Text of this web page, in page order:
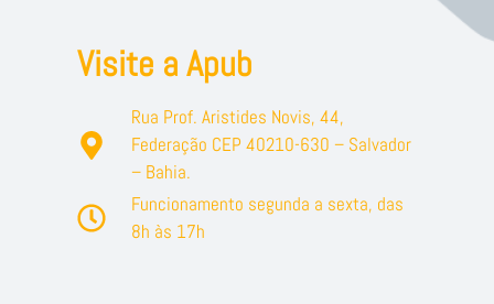
Visite a Apub
Rua Prof. Aristides Novis, 44,
Federação CEP 40210-630 – Salvador
– Bahia.
Funcionamento segunda a sexta, das
8h às 17h